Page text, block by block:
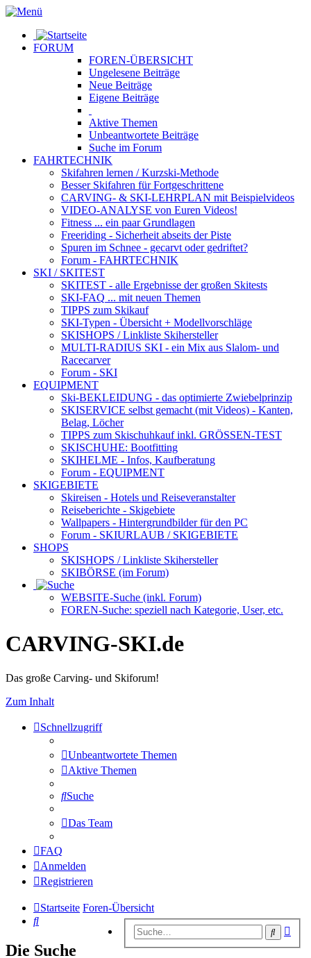
FORUM
FOREN-ÜBERSICHT
Ungelesene Beiträge
Neue Beiträge
Eigene Beiträge
Aktive Themen
Unbeantwortete Beiträge
Suche im Forum
FAHRTECHNIK
Skifahren lernen / Kurzski-Methode
Besser Skifahren für Fortgeschrittene
CARVING- & SKI-LEHRPLAN mit Beispielvideos
VIDEO-ANALYSE von Euren Videos!
Fitness ... ein paar Grundlagen
Freeriding - Sicherheit abseits der Piste
Spuren im Schnee - gecarvt oder gedriftet?
Forum - FAHRTECHNIK
SKI / SKITEST
SKITEST - alle Ergebnisse der großen Skitests
SKI-FAQ ... mit neuen Themen
TIPPS zum Skikauf
SKI-Typen - Übersicht + Modellvorschläge
SKISHOPS / Linkliste Skihersteller
MULTI-RADIUS SKI - ein Mix aus Slalom- und
Racecarver
Forum - SKI
EQUIPMENT
Ski-BEKLEIDUNG - das optimierte Zwiebelprinzip
SKISERVICE selbst gemacht (mit Videos) - Kanten,
Belag, Löcher
TIPPS zum Skischuhkaufinkl. GRÖSSEN-TEST
SKISCHUHE: Bootfitting
SKIHELME - Infos, Kaufberatung
Forum - EQUIPMENT
SKIGEBIETE
Skireisen - Hotels und Reiseveranstalter
Reiseberichte - Skigebiete
Wallpapers - Hintergrundbilder für den PC
Forum - SKIURLAUB / SKIGEBIETE
SHOPS
SKISHOPS / Linkliste Skihersteller
SKIBÖRSE (im Forum)
WEBSITE-Suche (inkl. Forum)
FOREN-Suche: speziell nach Kategorie, User, etc.
CARVING-SKI.de
Das große Carving- und Skiforum!
Zum Inhalt
Schnellzugriff
Unbeantwortete Themen
Aktive Themen
Suche
Das Team
FAQ
Anmelden
Registrieren
Startseite Foren-Übersicht
Suche
Suche
Die Suche